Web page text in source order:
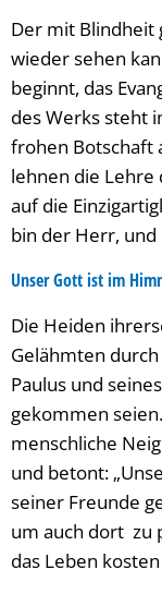
Der mit Blindheit
wieder sehen
beginnt, das
des Werks steht
frohen Botschaft
lehnen die Lehre
auf die
bin der Herr, und
Unser Gott ist im
Die Heiden
Gelähmten
Paulus und
gekommen
menschliche
und betont:
seiner Freunde
um auch dort zu
das Leben